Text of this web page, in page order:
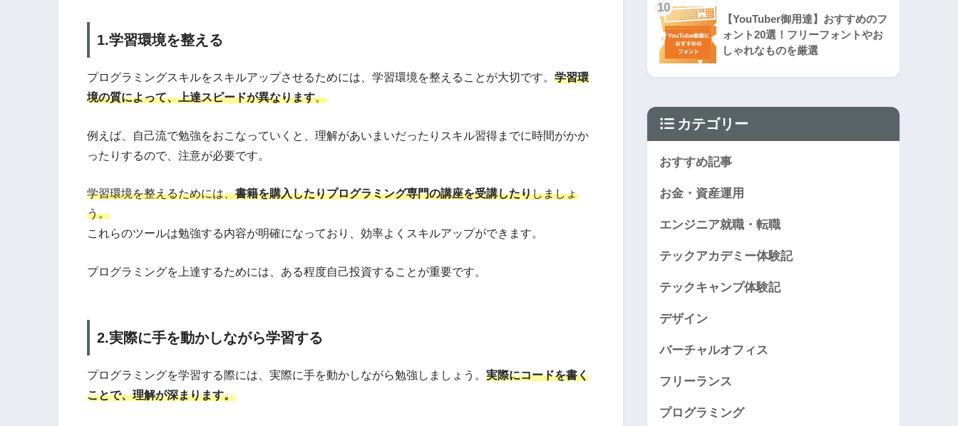
1.学習環境を整える
プログラミングスキルをスキルアップさせるためには、学習環境を整えることが大切です。 学習環
境の質によって、上達スピードが異なります。
例えば、自己流で勉強をおこなっていくと、理解があいまいだったりスキル習得までに時間がかか
ったりするので、注意が必要です。
学習環境を整えるためには、書籍を購入したりプログラミング専門の講座を受講したりしましょ
う。
これらのツールは勉強する内容が明確になっており、効率よくスキルアップができます。
プログラミングを上達するためには、ある程度自己投資することが重要です。
2.実際に手を動かしながら学習する
プログラミングを学習する際には、実際に手を動かしながら勉強しましょう。 実際にコードを書く
ことで、理解が深まります。
10
【YouTuber御用達】おすすめのフ
ォント20選！フリーフォントやお
しゃれなものを厳選
カテゴリー
おすすめ記事
お金・資産運用
エンジニア就職・転職
テックアカデミー体験記
テックキャンプ体験記
デザイン
バーチャルオフィス
フリーランス
プログラミング